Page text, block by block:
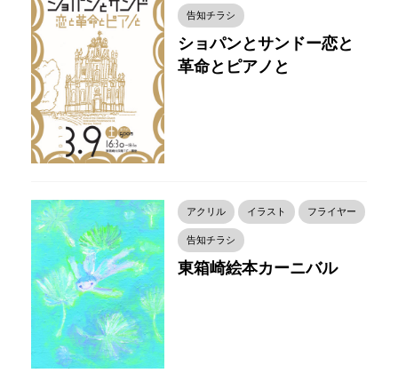
告知チラシ
ショパンとサンドー恋と
革命とピアノと
アクリル イラスト フライヤー
告知チラシ
東箱崎絵本カーニバル